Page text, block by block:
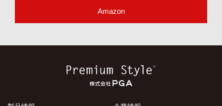
Amazon